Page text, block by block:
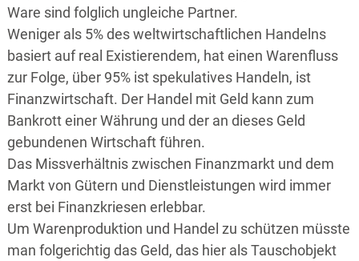
Ware sind folglich ungleiche Partner.
Weniger als 5% des weltwirtschaftlichen Handelns
basiert auf real Existierendem, hat einen Warenfluss
zur Folge, über 95% ist spekulatives Handeln, ist
Finanzwirtschaft. Der Handel mit Geld kann zum
Bankrott einer Währung und der an dieses Geld
gebundenen Wirtschaft führen.
Das Missverhältnis zwischen Finanzmarkt und dem
Markt von Gütern und Dienstleistungen wird immer
erst bei Finanzkriesen erlebbar.
Um Warenproduktion und Handel zu schützen müsste
man folgerichtig das Geld, das hier als Tauschobjekt